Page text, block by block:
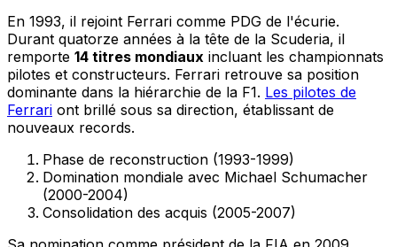
En 1993, il rejoint Ferrari comme PDG de l'écurie.
Durant quatorze années à la tête de la Scuderia, il
remporte 14 titres mondiaux incluant les championnats
pilotes et constructeurs. Ferrari retrouve sa position
dominante dans la hiérarchie de la F1. Les pilotes de
Ferrari ont brillé sous sa direction, établissant de
nouveaux records.
Phase de reconstruction (1993-1999)
Domination mondiale avec Michael Schumacher
(2000-2004)
Consolidation des acquis (2005-2007)